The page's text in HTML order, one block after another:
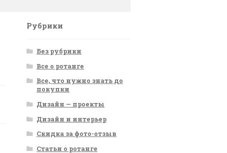
Рубрики
Без рубрики
Все о ротанге
Все, что нужно знать до
покупки
Дизайн — проекты
Дизайн и интерьер
Скидка за фото-отзыв
Статьи о ротанге